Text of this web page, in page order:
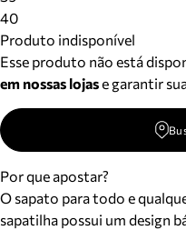
40
Produto indisponível
Esse produto não está
em nossas lojase garantir
Por que apostar?
O sapato para todo e
sapatilha possui um design